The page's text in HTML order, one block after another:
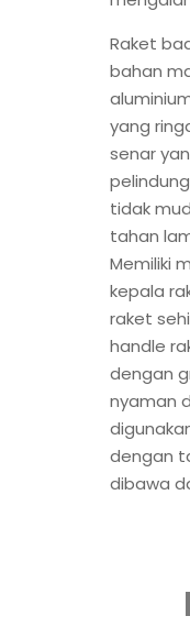
Raket
bahan
yang
senar
tidak
tahan
Memiliki
kepala
raket
handle
dengan
nyaman
dengan
dibawa